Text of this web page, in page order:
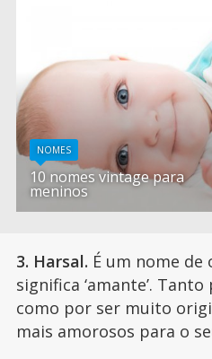
NOMES
10 nomes vintage para
meninos
3. Harsal. É um nome
significa ‘amante’.
como por ser muito
mais amorosos para o